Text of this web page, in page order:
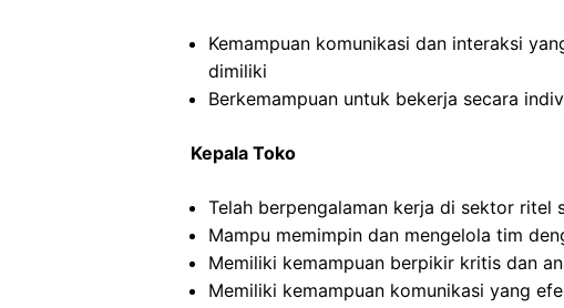
Kemampuan komunikasi dan interaksi
dimiliki
Berkemampuan untuk bekerja secara
Kepala Toko
Telah berpengalaman kerja di sektor ritel
Mampu memimpin dan mengelola tim
Memiliki kemampuan berpikir kritis dan
Memiliki kemampuan komunikasi yang